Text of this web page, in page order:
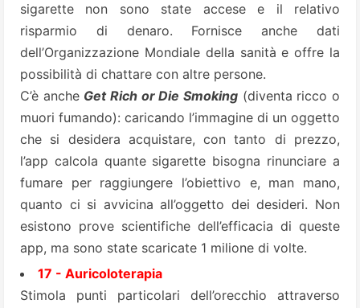
sigarette non sono state accese e il relativo
risparmio di denaro. Fornisce anche dati
dell’Organizzazione Mondiale della sanità e offre la
possibilità di chattare con altre persone.
C’è anche Get Rich or Die Smoking (diventa ricco o
muori fumando): caricando l’immagine di un oggetto
che si desidera acquistare, con tanto di prezzo,
l’app calcola quante sigarette bisogna rinunciare a
fumare per raggiungere l’obiettivo e, man mano,
quanto ci si avvicina all’oggetto dei desideri. Non
esistono prove scientifiche dell’efficacia di queste
app, ma sono state scaricate 1 milione di volte.
17 - Auricoloterapia
Stimola punti particolari dell’orecchio attraverso